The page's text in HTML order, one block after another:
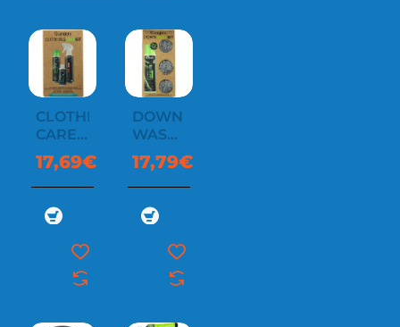
CLOTHING
CARE
KIT
17,69€
DOWN
WASH
KIT
17,79€